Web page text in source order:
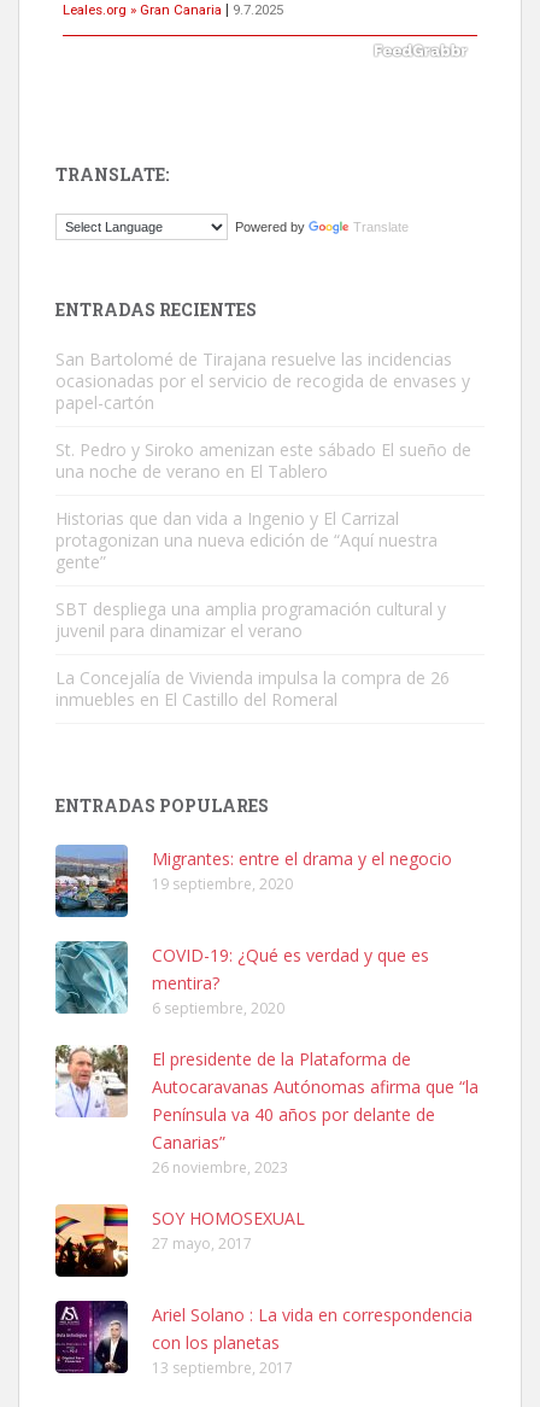
Leales.org » Gran Canaria
9.7.2025
El ayuntamiento se va a llevar a Los Gatos callejeros de la zona los
Este gato macho ha aparecido en la calle hace menos de un mes,
es muy manso y extremadamente cari...
Leales.org » Gran Canaria
Leales.org » Gran Canaria
SHIBA PERDIDO AVDA JOSE MESA Y LOPEZ
PERRO MACHO RAZA SHIBA CON MICROCHIP PERDIDO HOY
06/07/2025 ZONA MESA Y LOPEZ. ES MUY ASUSTADIZO
Leales.org » Gran Canaria
6.7.2025
Ninfa perdida
El día 5 se los perdió una ninfa papillera, asustada tiene miedo a la
calle, se perdió por la zon...
TRANSLATE:
Powered by Translate
ENTRADAS RECIENTES
San Bartolomé de Tirajana resuelve las incidencias
ocasionadas por el servicio de recogida de envases y
papel-cartón
St. Pedro y Siroko amenizan este sábado El sueño de
una noche de verano en El Tablero
Historias que dan vida a Ingenio y El Carrizal
protagonizan una nueva edición de “Aquí nuestra
gente”
SBT despliega una amplia programación cultural y
juvenil para dinamizar el verano
La Concejalía de Vivienda impulsa la compra de 26
inmuebles en El Castillo del Romeral
ENTRADAS POPULARES
Migrantes: entre el drama y el negocio
19 septiembre, 2020
COVID-19: ¿Qué es verdad y que es
mentira?
6 septiembre, 2020
El presidente de la Plataforma de
Autocaravanas Autónomas afirma que “la
Península va 40 años por delante de
Canarias”
26 noviembre, 2023
SOY HOMOSEXUAL
27 mayo, 2017
Ariel Solano : La vida en correspondencia
con los planetas
13 septiembre, 2017